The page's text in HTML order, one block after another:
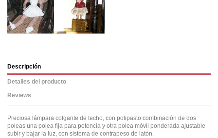
Descripción
Detalles del producto
Reviews
Preciosa lámpara colgante de techo, con polipasto combinación de dos
poleas una polea fija para potencia y otra polea móvil ponderada ajustable
subir y bajar la luz, con sistema de contrapeso de latón.